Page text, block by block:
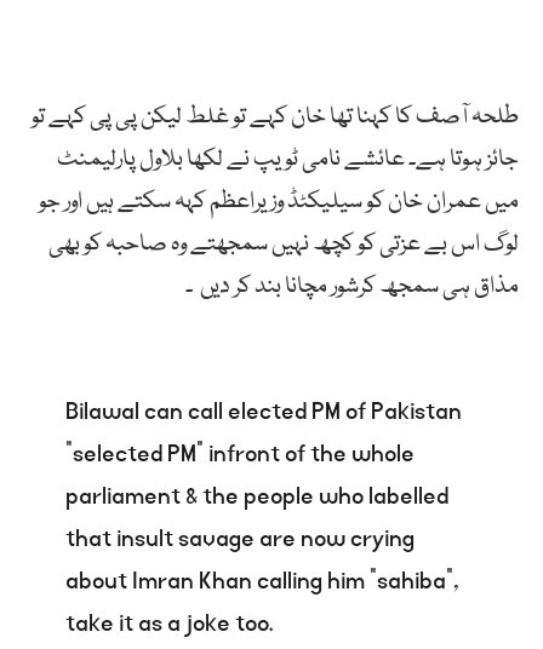
طلحہآصفکاکہناتھاخانکہےتوغلطلیکنپیپیکہےتو
جائزہوتاہے۔عائشےنامی ٹویپنےلکھابلاولپارلیمنٹ
میںعمرانخانکوسیلیکٹڈوزیراعظمکہہسکتےہیںاورجو
لوگاسبےعزتیکوکچھنہیںسمجھتےوہصاحبہکوبھی
مذاقہیسمجھکرشورمچانابندکردیں ۔
Bilawal can call elected PM of Pakistan
“selected PM” infront of the whole
parliament & the people who labelled
that insult savage are now crying
about Imran Khan calling him “sahiba”,
take it as a joke too.